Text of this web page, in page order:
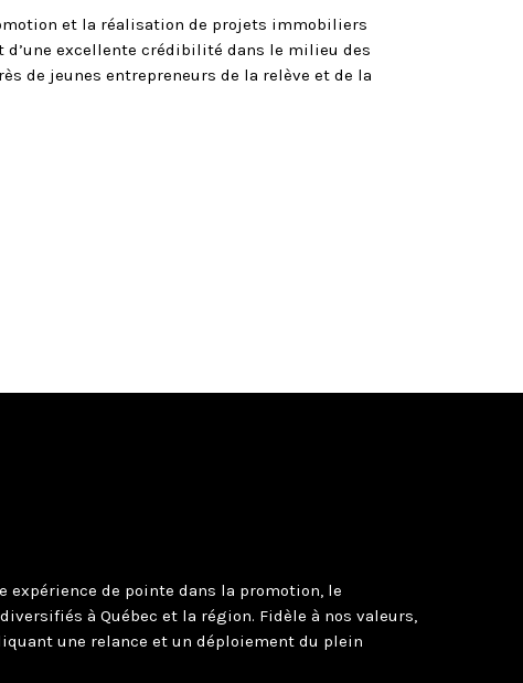
et la réalisation de projets immobiliers
excellente crédibilité dans le milieu des
de jeunes entrepreneurs de la relève et de la
expérience de pointe dans la promotion, le
à Québec et la région. Fidèle à nos valeurs,
une relance et un déploiement du plein